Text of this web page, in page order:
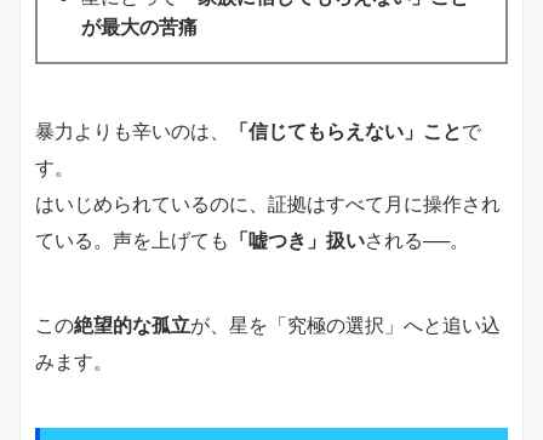
が最大の苦痛
暴力よりも辛いのは、 「信じてもらえない」ことで
す。
はいじめられているのに、証拠はすべて月に操作され
ている。声を上げても 「嘘つき」扱いされる──。
この絶望的な孤立が、星を「究極の選択」へと追い込
みます。